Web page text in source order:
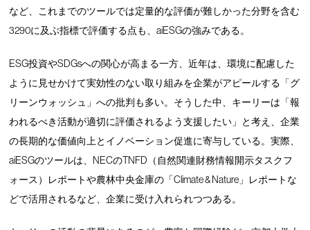
など、これまでのツールでは定量的な評価が難しかった分野を含む
3290に及ぶ指標で評価する点も、aiESGの強みである。
ESG投資やSDGsへの関心が高まる一方、近年は、環境に配慮した
ように見せかけて実効性のない取り組みを企業がアピールする「グ
リーンウォッシュ」への批判も多い。そうした中、キーリーは「報
われるべき活動が適切に評価されるよう支援したい」と考え、企業
の長期的な価値向上とイノベーション促進に寄与している。実際、
aiESGのツールは、NECのTNFD（自然関連財務情報開示タスクフ
ォース）レポートや農林中央金庫の「Climate & Nature」レポートな
どで活用されるなど、企業に受け入れられつつある。